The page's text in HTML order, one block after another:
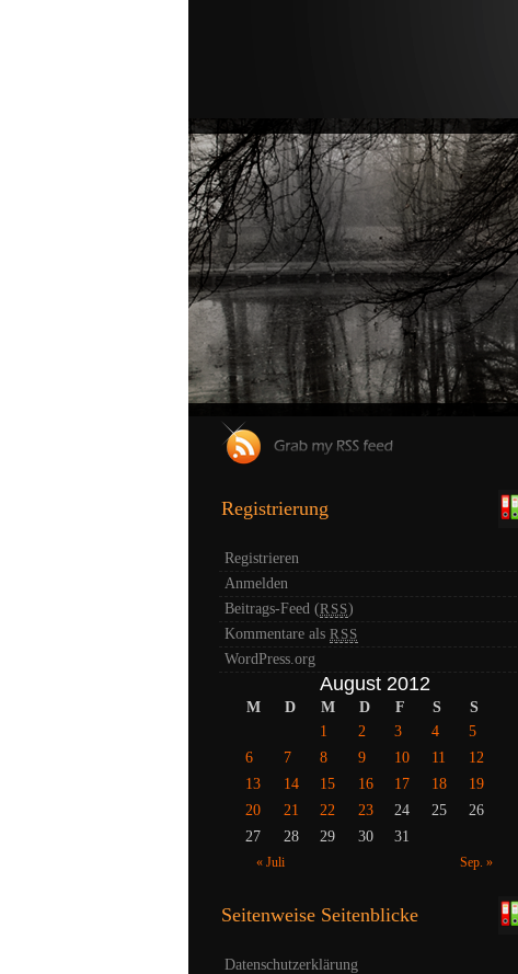
Registrierung
Registrieren
Anmelden
Beitrags-Feed (RSS)
Kommentare als RSS
WordPress.org
August 2012
M D M D F S S
« Juli Sep. »
1 2 3 4
5
6
7 8 9 10 11
12
13
14 15 16 17 18
19
20
21 22 23 24 25
26
27
28 29 30 31
Seitenweise Seitenblicke
Datenschutzerklärung